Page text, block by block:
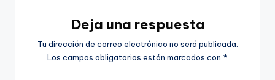
Deja una respuesta
Tu dirección de correo electrónico no será publicada.
Los campos obligatorios están marcados con *